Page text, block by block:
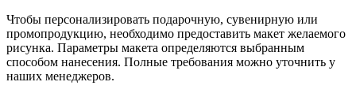
Чтобы персонализировать подарочную, сувенирную или
промопродукцию, необходимо предоставить макет желаемого
рисунка. Параметры макета определяются выбранным
способом нанесения. Полные требования можно уточнить у
наших менеджеров.